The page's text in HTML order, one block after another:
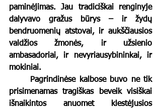
paminėjimas. Jau tradiciškai renginyje
dalyvavo gražus būrys – ir žydų
bendruomenių atstovai, ir aukščiausios
valdžios žmonės, ir užsienio
ambasadoriai, ir nevyriausybininkai, ir
mokiniai.
prisimenamas tragiškas beveik visiškai
išnaikintos anuomet klestėjusios